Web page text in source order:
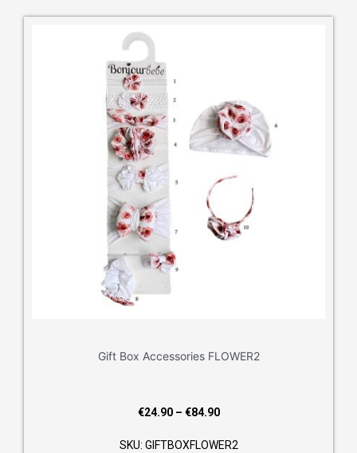
Gift Box Accessories FLOWER2
€24.90 – €84.90Price
€24.90
SKU: GIFTBOXFLOWER2